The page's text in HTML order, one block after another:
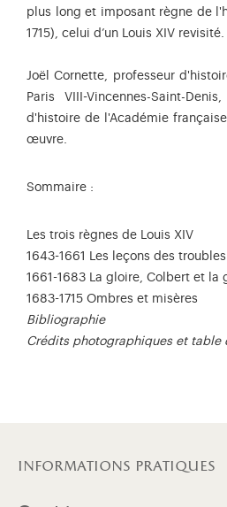
plus long et imposant règne de
1715), celui d’un Louis XIV revisité.
Joël Cornette, professeur
Paris VIII-Vincennes-Saint-
d'histoire de l'Académie
œuvre.
Sommaire :
Les trois règnes de Louis XIV
1643-1661 Les leçons des
1661-1683 La gloire, Colbert et la
1683-1715 Ombres et misères
Bibliographie
Crédits photographiques et table
informations pratiques